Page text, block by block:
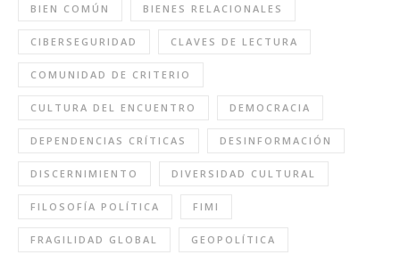
BIEN COMÚN BIENES RELACIONALES
CIBERSEGURIDAD CLAVES DE LECTURA
COMUNIDAD DE CRITERIO
CULTURA DEL ENCUENTRO DEMOCRACIA
DEPENDENCIAS CRÍTICAS DESINFORMACIÓN
DISCERNIMIENTO DIVERSIDAD CULTURAL
FILOSOFÍA POLÍTICA FIMI
FRAGILIDAD GLOBAL GEOPOLÍTICA